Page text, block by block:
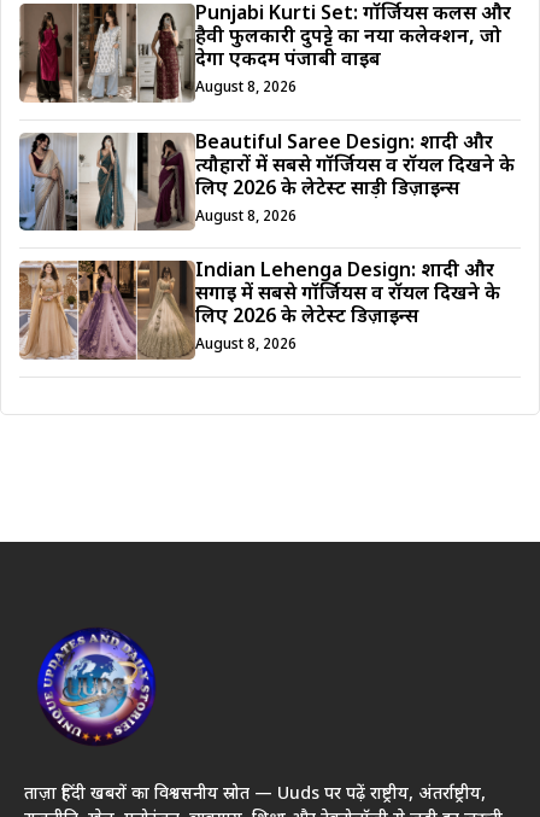
Punjabi Kurti Set: गॉर्जियस कलर्स और
हैवी फुलकारी दुपट्टे का नया कलेक्शन, जो
देगा एकदम पंजाबी वाइब
August 8, 2026
Beautiful Saree Design: शादी और
त्यौहारों में सबसे गॉर्जियस व रॉयल दिखने के
लिए 2026 के लेटेस्ट साड़ी डिज़ाइन्स
August 8, 2026
Indian Lehenga Design: शादी और
सगाई में सबसे गॉर्जियस व रॉयल दिखने के
लिए 2026 के लेटेस्ट डिज़ाइन्स
August 8, 2026
ताज़ा हिंदी खबरों का विश्वसनीय स्रोत — Uuds पर पढ़ें राष्ट्रीय, अंतर्राष्ट्रीय,